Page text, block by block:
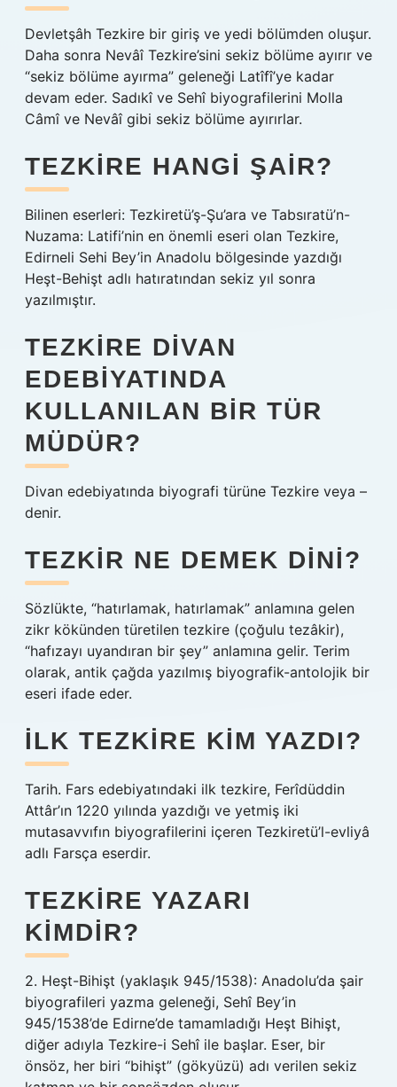
Devletşâh Tezkire bir giriş ve yedi bölümden oluşur.
Daha sonra Nevâî Tezkire’sini sekiz bölüme ayırır ve
“sekiz bölüme ayırma” geleneği Latîfî’ye kadar
devam eder. Sadıkî ve Sehî biyografilerini Molla
Câmî ve Nevâî gibi sekiz bölüme ayırırlar.
TEZKIRE HANGI ŞAIR?
Bilinen eserleri: Tezkiretü’ş-Şu’ara ve Tabsıratü’n-
Nuzama: Latifi’nin en önemli eseri olan Tezkire,
Edirneli Sehi Bey’in Anadolu bölgesinde yazdığı
Heşt-Behişt adlı hatıratından sekiz yıl sonra
yazılmıştır.
TEZKIRE DIVAN
EDEBIYATINDA
KULLANILAN BIR TÜR
MÜDÜR?
Divan edebiyatında biyografi türüne Tezkire veya –
denir.
TEZKIR NE DEMEK DINI?
Sözlükte, “hatırlamak, hatırlamak” anlamına gelen
zikr kökünden türetilen tezkire (çoğulu tezâkir),
“hafızayı uyandıran bir şey” anlamına gelir. Terim
olarak, antik çağda yazılmış biyografik-antolojik bir
eseri ifade eder.
İLK TEZKIRE KIM YAZDI?
Tarih. Fars edebiyatındaki ilk tezkire, Ferîdüddin
Attâr’ın 1220 yılında yazdığı ve yetmiş iki
mutasavvıfın biyografilerini içeren Tezkiretü’l-evliyâ
adlı Farsça eserdir.
TEZKIRE YAZARI
KIMDIR?
2. Heşt-Bihişt (yaklaşık 945/1538): Anadolu’da şair
biyografileri yazma geleneği, Sehî Bey’in
945/1538’de Edirne’de tamamladığı Heşt Bihişt,
diğer adıyla Tezkire-i Sehî ile başlar. Eser, bir
önsöz, her biri “bihişt” (gökyüzü) adı verilen sekiz